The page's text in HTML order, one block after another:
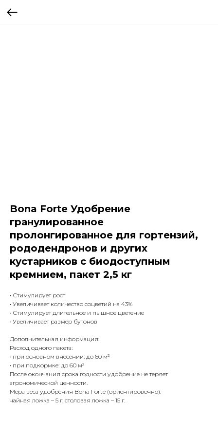
Bona Forte Удобрение
гранулированное
пролонгированное для гортензий,
рододендронов и других
кустарников с биодоступным
кремнием, пакет 2,5 кг
• Стимулирует рост
• Увеличивает количество соцветий на 43%
• Стимулирует длительное и пышное цветение
• Увеличивает размер бутонов
Дополнительная информация:
Расход одного пакета:
• при основном внесении: до 60 м²
• при подкормке: до 60 м²
После окончания срока годности удобрение не теряет
агрономической ценности.
Мера веса удобрения Bona Forte (ориентировочно):
чайная ложка – 5 г, столовая ложка – 15 г.